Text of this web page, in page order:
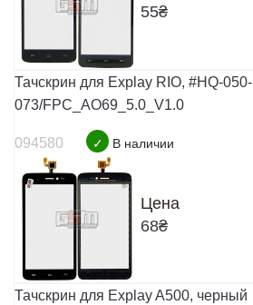
55₴
Тачскрин для Explay RIO, #HQ-050-
073/FPC_AO69_5.0_V1.0
094580 ✓ В наличии
Цена
68₴
Тачскрин для Explay A500, черный